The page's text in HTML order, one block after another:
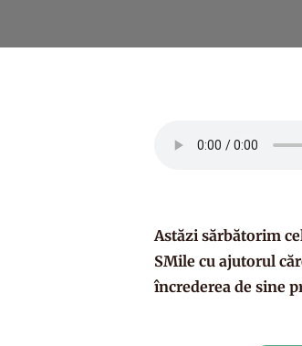
Astăzi sărbătorim
SMile cu ajutorul
încrederea de sine